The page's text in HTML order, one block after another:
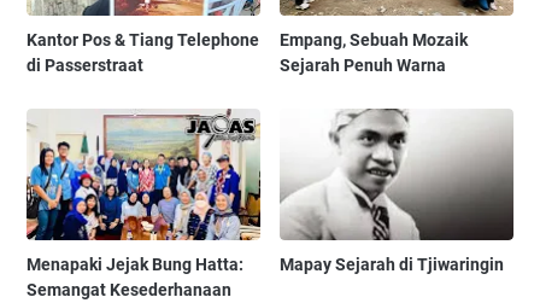
Kantor Pos & Tiang Telephone
di Passerstraat
Empang, Sebuah Mozaik
Sejarah Penuh Warna
Menapaki Jejak Bung Hatta:
Semangat Kesederhanaan
Mapay Sejarah di Tjiwaringin